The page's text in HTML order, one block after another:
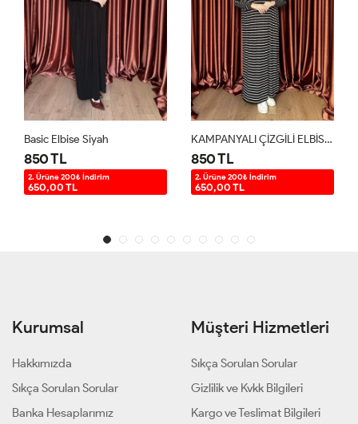
KAMPANYALI ÇİZGİLİ ELBİSE Siyah
850 TL
2. Ürüne 200₺ İndirim
650,00 TL
Basic Elbise Acı Kahve
850 TL
2. Ürüne 200₺ İndirim
650,00 TL
Kurumsal
Hakkımızda
Sıkça Sorulan Sorular
Banka Hesaplarımız
Müşteri Hizmetleri
Sıkça Sorulan Sorular
Gizlilik ve Kvkk Bilgileri
Kargo ve Teslimat Bilgileri